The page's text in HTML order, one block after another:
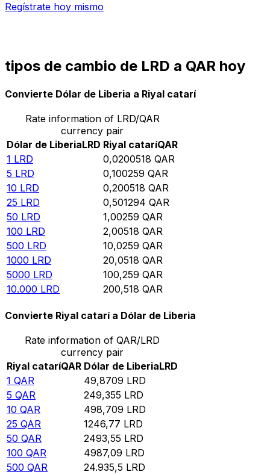
Regístrate hoy mismo
tipos de cambio de LRD a QAR hoy
Convierte Dólar de Liberia a Riyal catarí
Rate information of LRD/QAR
currency pair
Dólar de LiberiaLRD Riyal cataríQAR
1 LRD 0,0200518 QAR
5 LRD 0,100259 QAR
10 LRD 0,200518 QAR
25 LRD 0,501294 QAR
50 LRD 1,00259 QAR
100 LRD 2,00518 QAR
500 LRD 10,0259 QAR
1000 LRD 20,0518 QAR
5000 LRD 100,259 QAR
10.000 LRD 200,518 QAR
Convierte Riyal catarí a Dólar de Liberia
Rate information of QAR/LRD
currency pair
Riyal cataríQAR Dólar de LiberiaLRD
1 QAR 49,8709 LRD
5 QAR 249,355 LRD
10 QAR 498,709 LRD
25 QAR 1246,77 LRD
50 QAR 2493,55 LRD
100 QAR 4987,09 LRD
500 QAR 24.935,5 LRD